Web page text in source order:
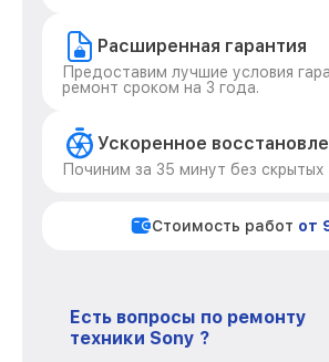
Расширенная гарантия
Предоставим лучшие условия
ремонт сроком на 3 года.
Ускоренное
Починим за 35 минут без скрытых
Стоимость работ от
Есть вопросы по ремонту
техники Sony ?